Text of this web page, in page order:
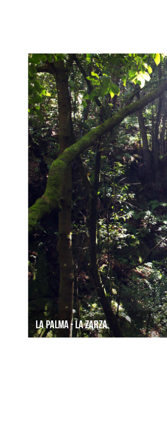
La Palma - La Zarza